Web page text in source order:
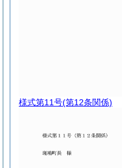
様式第11号(第12条関係)